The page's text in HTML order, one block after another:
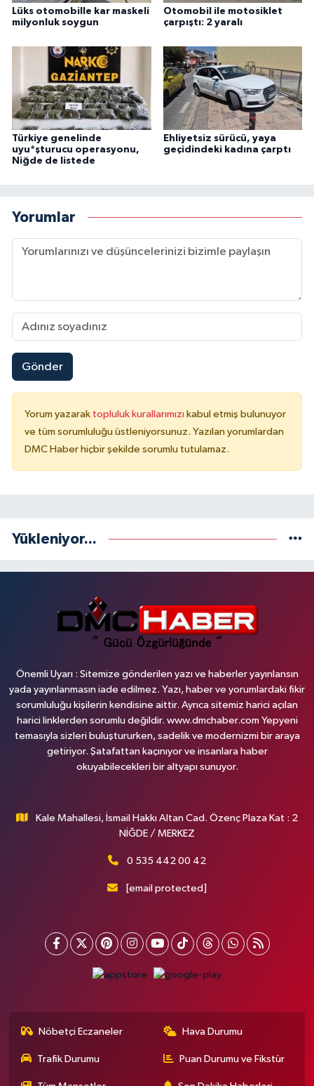
Lüks otomobille kar maskeli
milyonluk soygun
Otomobil ile motosiklet
çarpıştı: 2 yaralı
Türkiye genelinde
uyu*şturucu operasyonu,
Niğde de listede
Ehliyetsiz sürücü, yaya
geçidindeki kadına çarptı
Yorumlar
Gönder
Yorum yazarak topluluk kurallarımızı kabul etmiş bulunuyor
ve tüm sorumluluğu üstleniyorsunuz. Yazılan yorumlardan
DMC Haber hiçbir şekilde sorumlu tutulamaz.
Yükleniyor...
Önemli Uyarı : Sitemize gönderilen yazı ve haberler yayınlansın
yada yayınlanmasın iade edilmez. Yazı, haber ve yorumlardaki fikir
sorumluluğu kişilerin kendisine aittir. Ayrıca sitemiz harici açılan
harici linklerden sorumlu değildir. www.dmchaber.com Yepyeni
temasıyla sizleri buluştururken, sadelik ve modernizmi bir araya
getiriyor. Şatafattan kaçınıyor ve insanlara haber
okuyabilecekleri bir altyapı sunuyor.
Kale Mahallesi, İsmail Hakkı Altan Cad. Özenç Plaza Kat : 2
NİĞDE / MERKEZ
0 535 442 00 42
[email protected]
Nöbetçi Eczaneler Hava Durumu
Trafik Durumu Puan Durumu ve Fikstür